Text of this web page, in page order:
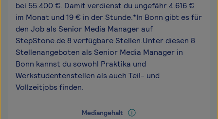
bei 55.400 €. Damit verdienst du ungefähr 4.616 €
im Monat und 19 € in der Stunde.*In Bonn gibt es für
den Job als Senior Media Manager auf
StepStone.de 8 verfügbare Stellen.Unter diesen 8
Stellenangeboten als Senior Media Manager in
Bonn kannst du sowohl Praktika und
Werkstudentenstellen als auch Teil- und
Vollzeitjobs finden.
Mediangehalt